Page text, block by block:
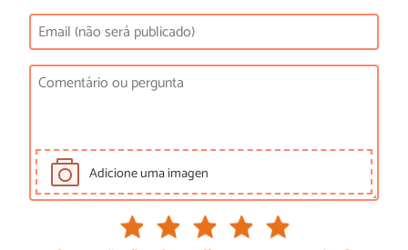
Adicione uma imagen